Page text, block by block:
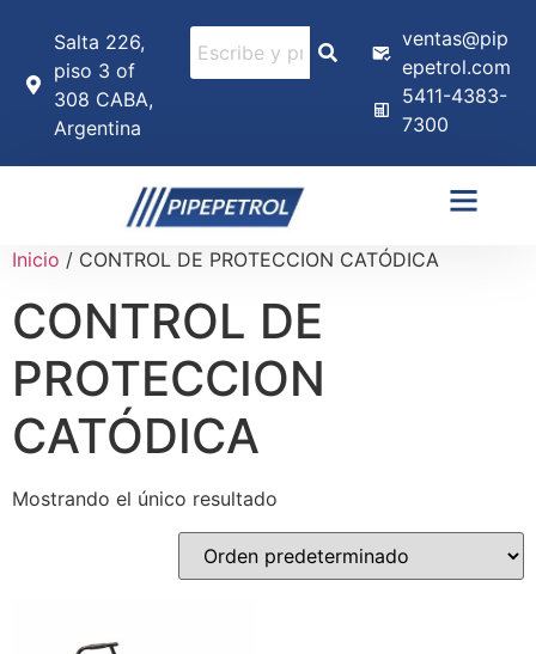
Salta 226,
piso 3 of
308 CABA,
Argentina
ventas@pip
epetrol.com
5411-4383-
7300
Inicio / CONTROL DE PROTECCION CATÓDICA
CONTROL DE
PROTECCION
CATÓDICA
Mostrando el único resultado